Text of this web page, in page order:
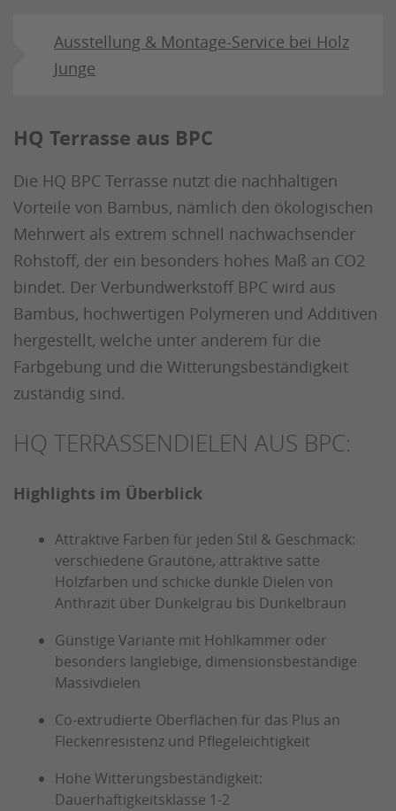
Ausstellung & Montage-Service bei Holz
Junge
HQ Terrasse aus BPC
Die HQ BPC Terrasse nutzt die nachhaltigen
Vorteile von Bambus, nämlich den ökologischen
Mehrwert als extrem schnell nachwachsender
Rohstoff, der ein besonders hohes Maß an CO2
bindet. Der Verbundwerkstoff BPC wird aus
Bambus, hochwertigen Polymeren und Additiven
hergestellt, welche unter anderem für die
Farbgebung und die Witterungsbeständigkeit
zuständig sind.
HQ TERRASSENDIELEN AUS BPC:
Highlights im Überblick
Attraktive Farben für jeden Stil & Geschmack:
verschiedene Grautöne, attraktive satte
Holzfarben und schicke dunkle Dielen von
Anthrazit über Dunkelgrau bis Dunkelbraun
Günstige Variante mit Hohlkammer oder
besonders langlebige, dimensionsbeständige
Massivdielen
Co-extrudierte Oberflächen für das Plus an
Fleckenresistenz und Pflegeleichtigkeit
Hohe Witterungsbeständigkeit:
Dauerhaftigkeitsklasse 1-2